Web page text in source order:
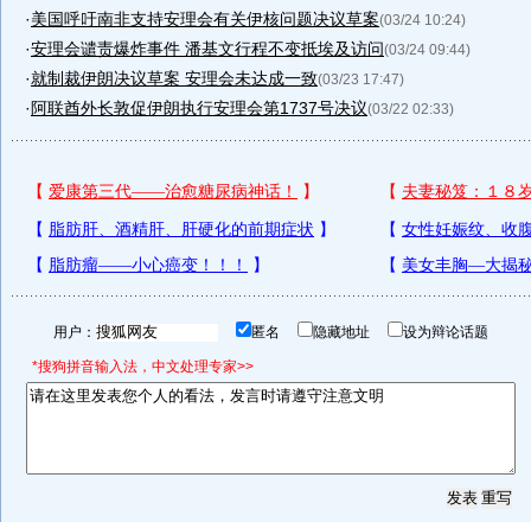
·美国呼吁南非支持安理会有关伊核问题决议草案(03/24 10:24)
·安理会谴责爆炸事件 潘基文行程不变抵埃及访问(03/24 09:44)
·就制裁伊朗决议草案 安理会未达成一致(03/23 17:47)
· 阿联酋外长敦促伊朗执行安理会第1737号决议(03/22 02:33)
用户： 匿名 隐藏地址 设为辩论话题
*搜狗拼音输入法，中文处理专家>>